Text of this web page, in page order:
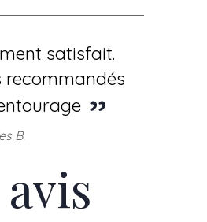
satisfait.
recommandés
B.